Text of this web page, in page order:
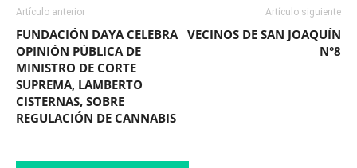
Artículo anterior
FUNDACIÓN DAYA CELEBRA
OPINIÓN PÚBLICA DE
MINISTRO DE CORTE
SUPREMA, LAMBERTO
CISTERNAS, SOBRE
REGULACIÓN DE CANNABIS
Artículo siguiente
VECINOS DE SAN JOAQUÍN
N°8